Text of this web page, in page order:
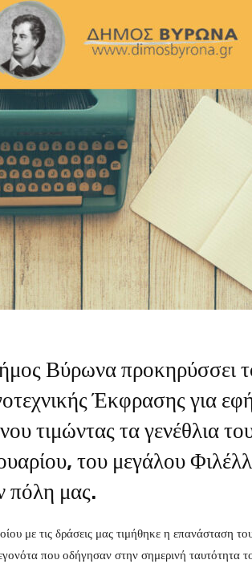
Βύρωνα προκηρύσσει
Έκφρασης για
τιμώντας τα γενέθλια
του μεγάλου
πόλη μας.
με τις δράσεις μας τιμήθηκε η επανάσταση
που οδήγησαν στην σημερινή ταυτότητα